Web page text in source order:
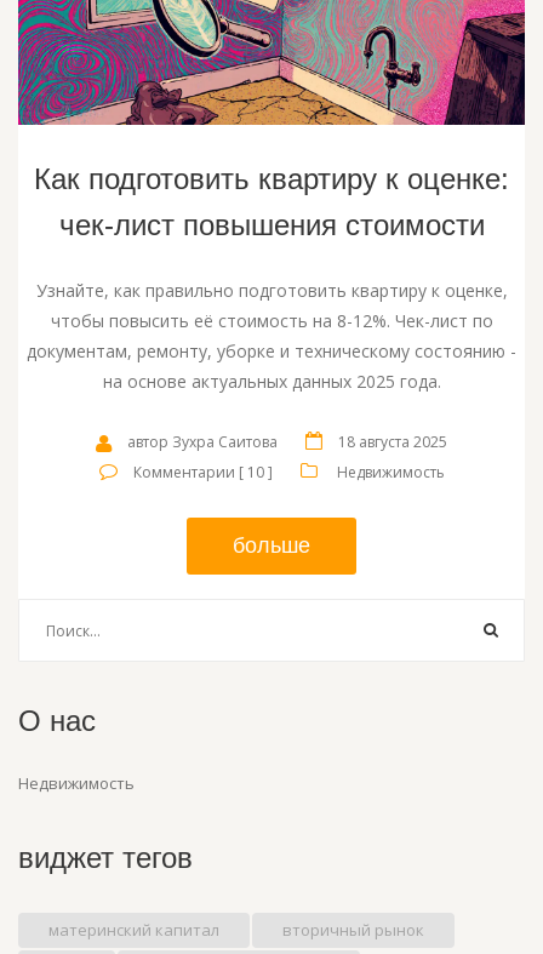
Как подготовить квартиру к оценке:
чек-лист повышения стоимости
Узнайте, как правильно подготовить квартиру к оценке,
чтобы повысить её стоимость на 8-12%. Чек-лист по
документам, ремонту, уборке и техническому состоянию -
на основе актуальных данных 2025 года.
автор Зухра Саитова
18 августа 2025
Комментарии [ 10 ]
Недвижимость
больше
О нас
Недвижимость
виджет тегов
материнский капитал
вторичный рынок